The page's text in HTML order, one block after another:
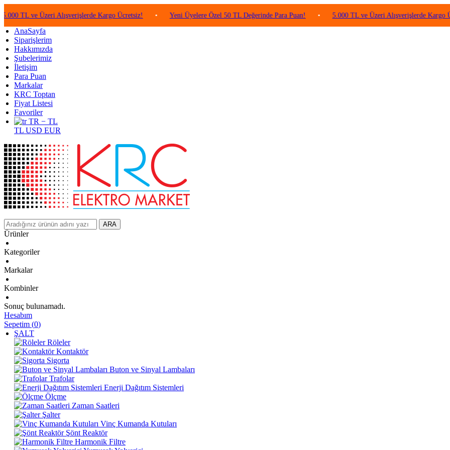
ve Üzeri Alışverişlerde Kargo Ücretsiz! • Yeni Üyelere Özel 50 TL Değerinde Para Puan! • 5.000 TL ve Üzeri Alışverişlerde Kargo Ücretsiz!
AnaSayfa
Siparişlerim
Hakkımızda
Şubelerimiz
İletişim
Para Puan
Markalar
KRC Toptan
Fiyat Listesi
Favoriler
TR − TL
TL USD EUR
ARA
Ürünler
Kategoriler
Markalar
Kombinler
Sonuç bulunamadı.
Hesabım
Sepetim (0)
ŞALT
Röleler
Kontaktör
Sigorta
Buton ve Sinyal Lambaları
Trafolar
Enerji Dağıtım Sistemleri
Ölçme
Zaman Saatleri
Şalter
Vinç Kumanda Kutuları
Şönt Reaktör
Harmonik Filtre